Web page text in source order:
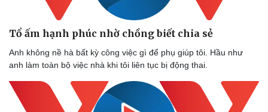
Tổ ấm hạnh phúc nhờ chồng biết chia sẻ
Anh không nề hà bất kỳ công việc gì để phụ giúp tôi. Hầu như
anh làm toàn bộ việc nhà khi tôi liên tục bị động thai.